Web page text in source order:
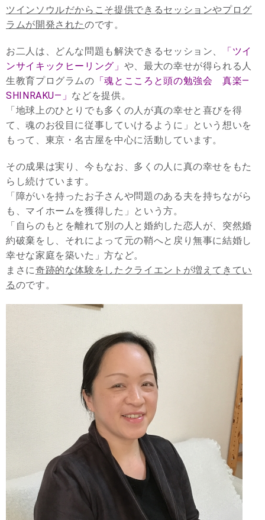
ツインソウルだからこそ提供できるセッションやプログ
ラムが開発されたのです。
お二人は、どんな問題も解決できるセッション、
「ツイ
ンサイキックヒーリング」 や、最大の幸せが得られる人
生教育プログラムの 「魂とこころと頭の勉強会 真楽—
SHINRAKU—」 などを提供。
「地球上のひとりでも多くの人が真の幸せと喜びを得
て、魂のお役目に従事していけるように」という想いを
もって、東京・名古屋を中心に活動しています。
その成果は実り、今もなお、多くの人に真の幸せをもた
らし続けています。
「障がいを持ったお子さんや問題のある夫を持ちながら
も、マイホームを獲得した」という方。
「自らのもとを離れて別の人と婚約した恋人が、突然婚
約破棄をし、それによって元の鞘へと戻り無事に結婚し
幸せな家庭を築いた」方など。
まさに奇跡的な体験をしたクライエントが増えてきてい
るのです。